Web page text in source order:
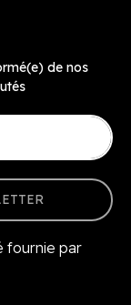
de nos
fournie par